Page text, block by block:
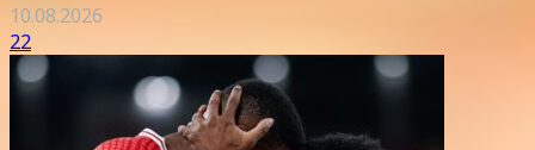
10.08.2026
22